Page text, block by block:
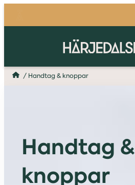
/ Handtag & knoppar
Handtag &
knoppar